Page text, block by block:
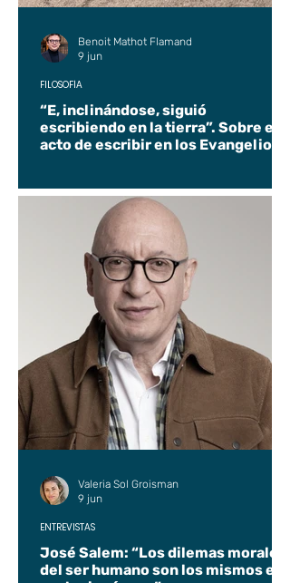
“E, inclinándose, siguió
escribiendo en la tierra”. Sobre el
acto de escribir en los Evangelios.
FILOSOFÍA
Benoit Mathot Flamand
9 jun
José Salem: “Los dilemas morales
del ser humano son los mismos en
ENTREVISTAS
Valeria Sol Groisman
9 jun